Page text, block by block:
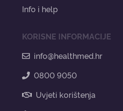
Info i help
KORISNE INFORMACIJE
info@healthmed.hr
0800 9050
Uvjeti korištenja